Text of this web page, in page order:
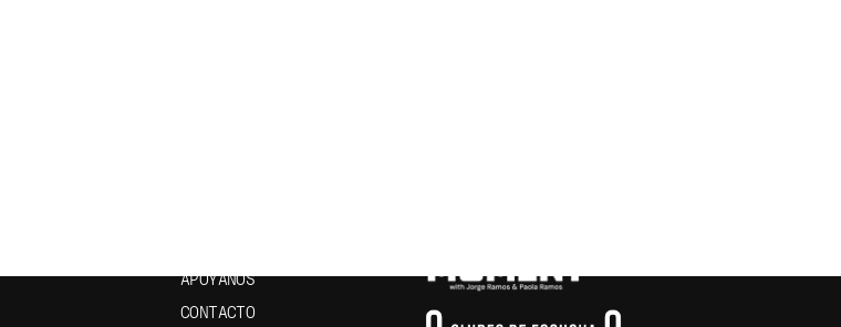
APÓYANOS
CONTACTO